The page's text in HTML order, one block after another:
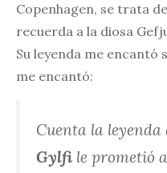
Copenhagen, se trata
recuerda a la diosa
Su leyenda me encantó
me encantó:
Cuenta la leyenda
Gylfi le prometió